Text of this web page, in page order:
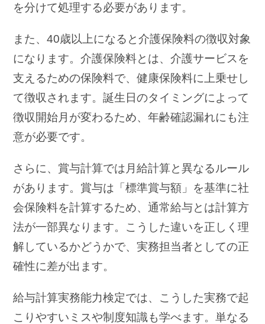
を分けて処理する必要があります。
また、40歳以上になると介護保険料の徴収対象
になります。介護保険料とは、介護サービスを
支えるための保険料で、健康保険料に上乗せし
て徴収されます。誕生日のタイミングによって
徴収開始月が変わるため、年齢確認漏れにも注
意が必要です。
さらに、賞与計算では月給計算と異なるルール
があります。賞与は「標準賞与額」を基準に社
会保険料を計算するため、通常給与とは計算方
法が一部異なります。こうした違いを正しく理
解しているかどうかで、実務担当者としての正
確性に差が出ます。
給与計算実務能力検定では、こうした実務で起
こりやすいミスや制度知識も学べます。単なる